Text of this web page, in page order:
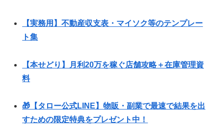
【実務用】不動産収支表・マイソク等のテンプレー
ト集
【本せどり】月利20万を稼ぐ店舗攻略＋在庫管理資
料
🎁【タロー公式LINE】物販・副業で最速で結果を出
すための限定特典をプレゼント中！